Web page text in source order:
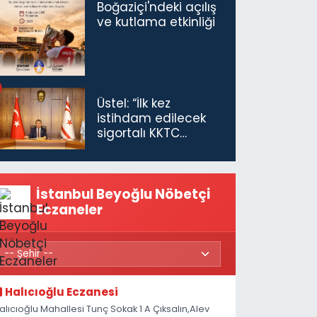
Boğaziçi'ndeki açılış
ve kutlama etkinliği
Üstel: “İlk kez
istihdam edilecek
sigortalı KKTC
maaş desteğini 35
bin TL'ye çıkardık”
İstanbul Beyoğlu Nöbetçi
Eczaneler
Halıcıoğlu Eczanesi
Mahallesi Tunç Sokak 1 A Çıksalın,Alev